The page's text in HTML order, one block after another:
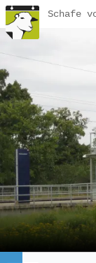
Schafe